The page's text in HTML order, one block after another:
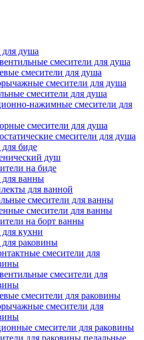
душа
смесители для душа
смесители для душа
смесители для душа
смесители для душа
нажимные смесители для
смесители для душа
смесители для душа
биде
душ
на биде
ванны
для ванной
смесители для ванны
смесители для ванны
на борт ванны
кухни
раковины
смесители для
смесители для
смесители для раковины
смесители для
смесители для раковины
для раковины педальные